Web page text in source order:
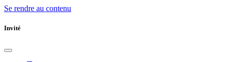
Se rendre au contenu
Invité